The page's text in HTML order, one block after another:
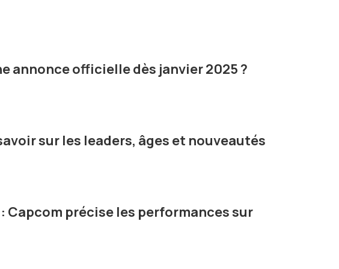
annonce officielle dès janvier 2025 ?
sur les leaders, âges et nouveautés
Capcom précise les performances sur